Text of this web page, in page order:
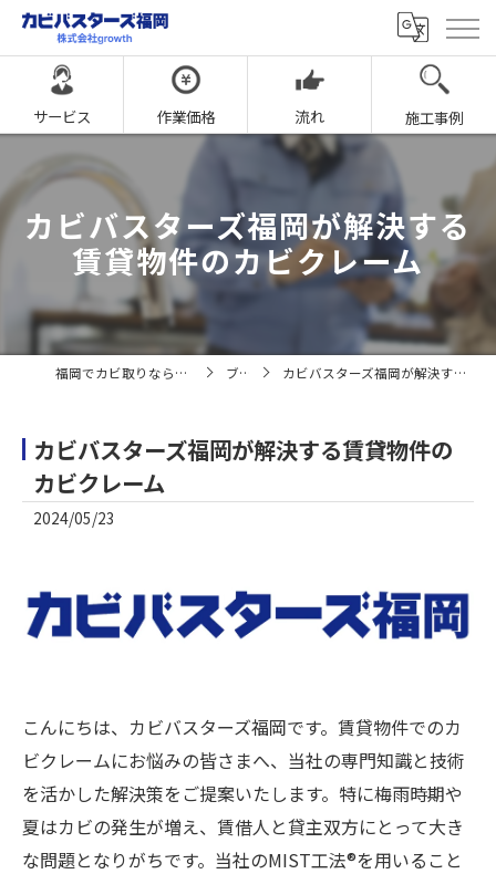
サービス 作業価格 流れ 施工事例
カビバスターズ福岡が解決する
賃貸物件のカビクレーム
福岡でカビ取りならカビバスターズ福岡 ブログ カビバスターズ福岡が解決する賃貸物件のカビクレーム
カビバスターズ福岡が解決する賃貸物件の
カビクレーム
2024/05/23
こんにちは、カビバスターズ福岡です。賃貸物件でのカ
ビクレームにお悩みの皆さまへ、当社の専門知識と技術
を活かした解決策をご提案いたします。特に梅雨時期や
夏はカビの発生が増え、賃借人と貸主双方にとって大き
な問題となりがちです。当社のMIST工法®を用いること